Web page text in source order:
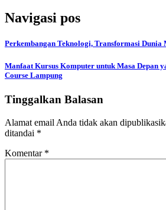
Navigasi pos
Perkembangan Teknologi, Transformasi Dunia
Manfaat Kursus Komputer untuk Masa Depan
Course Lampung
Tinggalkan Balasan
Alamat email Anda tidak akan
ditandai *
Komentar *